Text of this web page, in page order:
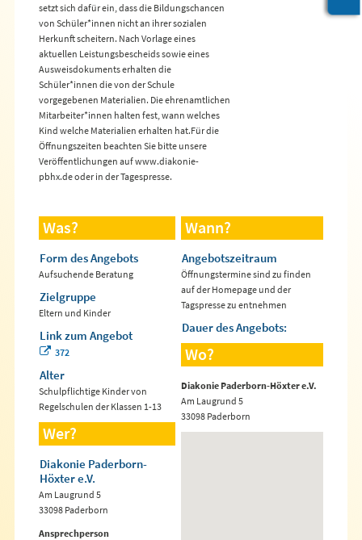
setzt sich dafür ein, dass die Bildungschancen
von Schüler*innen nicht an ihrer sozialen
Herkunft scheitern. Nach Vorlage eines
aktuellen Leistungsbescheids sowie eines
Ausweisdokuments erhalten die
Schüler*innen die von der Schule
vorgegebenen Materialien. Die ehrenamtlichen
Mitarbeiter*innen halten fest, wann welches
Kind welche Materialien erhalten hat.Für die
Öffnungszeiten beachten Sie bitte unsere
Veröffentlichungen auf www.diakonie-
pbhx.de oder in der Tagespresse.
Was?
Form des Angebots
Aufsuchende Beratung
Zielgruppe
Eltern und Kinder
Link zum Angebot
372
Alter
Schulpflichtige Kinder von
Regelschulen der Klassen 1-13
Wer?
Diakonie Paderborn-
Höxter e.V.
Am Laugrund 5
33098 Paderborn
Ansprechperson
Wann?
Angebotszeitraum
Öffnungstermine sind zu finden
auf der Homepage und der
Tagspresse zu entnehmen
Dauer des Angebots:
Wo?
Diakonie Paderborn-Höxter e.V.
Am Laugrund 5
33098 Paderborn